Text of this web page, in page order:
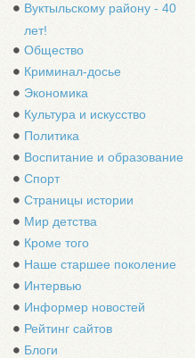
Вуктыльскому району - 40
лет!
Общество
Криминал-досье
Экономика
Культура и искусство
Политика
Воспитание и образование
Спорт
Страницы истории
Мир детства
Кроме того
Наше старшее поколение
Интервью
Информер новостей
Рейтинг сайтов
Блоги